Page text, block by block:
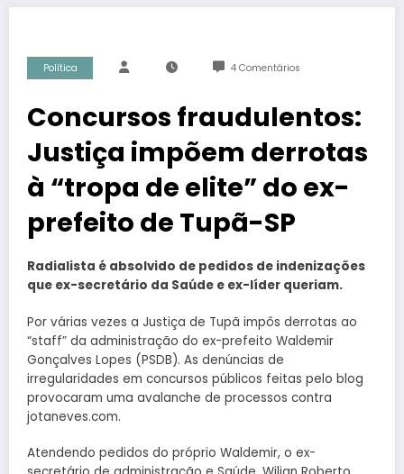
Política 4 Comentários
Concursos fraudulentos:
Justiça impõem derrotas
à “tropa de elite” do ex-
prefeito de Tupã-SP
Radialista é absolvido de pedidos de indenizações
que ex-secretário da Saúde e ex-líder queriam.
Por várias vezes a Justiça de Tupã impôs derrotas ao
“staff” da administração do ex-prefeito Waldemir
Gonçalves Lopes (PSDB). As denúncias de
irregularidades em concursos públicos feitas pelo blog
provocaram uma avalanche de processos contra
jotaneves.com.
Atendendo pedidos do próprio Waldemir, o ex-